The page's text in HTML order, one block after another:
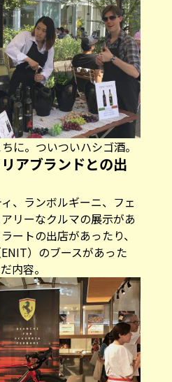
に。ついついハシゴ酒。
アブランドとの出
、ランボルギーニ、フェ
リーなクルマの展示があ
ートの出店があったり、
）のブースがあった
内容。